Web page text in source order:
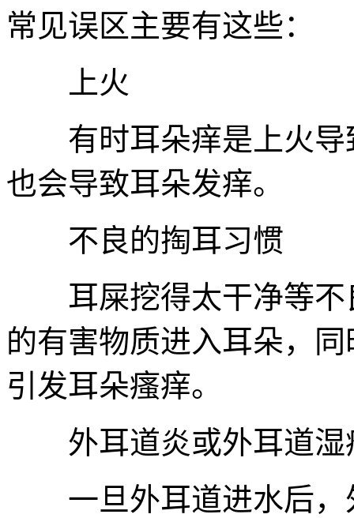
常见误区主要有这些：
上火
有时耳朵痒是上火导
也会导致耳朵发痒。
不良的掏耳习惯
耳屎挖得太干净等不
的有害物质进入耳朵，
引发耳朵瘙痒。
外耳道炎或外耳道湿
一旦外耳道进水后，